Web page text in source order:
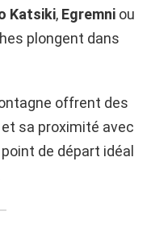
Katsiki, Egremni ou
plongent dans
offrent des
sa proximité avec
de départ idéal